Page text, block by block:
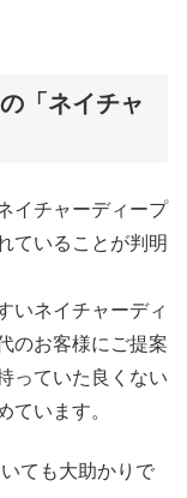
「ネイチャ
イチャーディープ
ていることが判明
いネイチャーディ
のお客様にご提案
っていた良くない
ています。
ても大助かりで